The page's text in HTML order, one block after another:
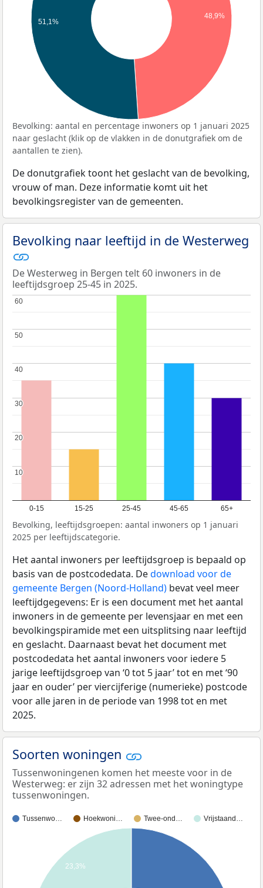
48,9%
51,1%
Bevolking: aantal en percentage inwoners op 1 januari 2025
naar geslacht (klik op de vlakken in de donutgrafiek om de
aantallen te zien).
De donutgrafiek toont het geslacht van de bevolking,
vrouw of man. Deze informatie komt uit het
bevolkingsregister van de gemeenten.
Bevolking naar leeftijd in de Westerweg
De Westerweg in Bergen telt 60 inwoners in de
leeftijdsgroep 25-45 in 2025.
0-15 15-25 25-45 45-65 65+
10
10
20
20
30
30
40
40
50
50
60
60
Bevolking, leeftijdsgroepen: aantal inwoners op 1 januari
2025 per leeftijdscategorie.
Het aantal inwoners per leeftijdsgroep is bepaald op
basis van de postcodedata. Dedownload voor de
gemeente Bergen (Noord-Holland) bevat veel meer
leeftijdgegevens: Er is een document met het aantal
inwoners in de gemeente per levensjaar en met een
bevolkingspiramide met een uitsplitsing naar leeftijd
en geslacht. Daarnaast bevat het document met
postcodedata het aantal inwoners voor iedere 5
jarige leeftijdsgroep van ‘0 tot 5 jaar’ tot en met ‘90
jaar en ouder’ per viercijferige (numerieke) postcode
voor alle jaren in de periode van 1998 tot en met
2025.
Soorten woningen
Tussenwoningenen komen het meeste voor in de
Westerweg: er zijn 32 adressen met het woningtype
tussenwoningen.
Tussenwo… Hoekwoni… Twee-ond… Vrijstaand…
23,3%